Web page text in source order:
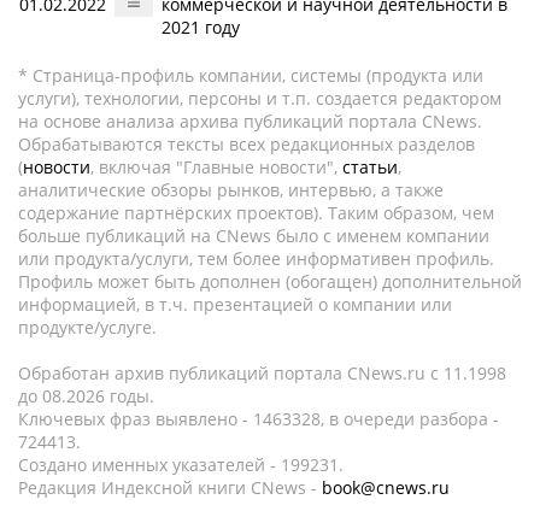
2021 году
* Страница-профиль компании, системы (продукта или
услуги), технологии, персоны и т.п. создается редактором
на основе анализа архива публикаций портала CNews.
Обрабатываются тексты всех редакционных разделов
(новости, включая "Главные новости", статьи,
аналитические обзоры рынков, интервью, а также
содержание партнёрских проектов). Таким образом, чем
больше публикаций на CNews было с именем компании
или продукта/услуги, тем более информативен профиль.
Профиль может быть дополнен (обогащен) дополнительной
информацией, в т.ч. презентацией о компании или
продукте/услуге.
Обработан архив публикаций портала CNews.ru c 11.1998
до 08.2026 годы.
Ключевых фраз выявлено - 1463328, в очереди разбора -
724413.
Создано именных указателей - 199231.
Редакция Индексной книги CNews - book@cnews.ru